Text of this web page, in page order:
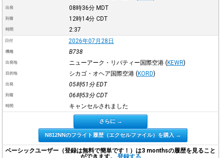
出発 08時36分 MDT
到着 12時14分 CDT
時間 2:37
日付 2026年07月28日
機種 B738
出発地 ニューアーク・リバティー国際空港 (KEWR)
目的地 シカゴ・オヘア国際空港 (KORD)
出発 05時51分EDT
到着 06時53分CDT
時間 キャンセルされました
さらに →
N812NNのフライト履歴（エクセルファイル）を購入 →
ベーシックユーザー（登録は無料で簡単です！）は3 monthsの履歴を見ること
ができます。 登録する